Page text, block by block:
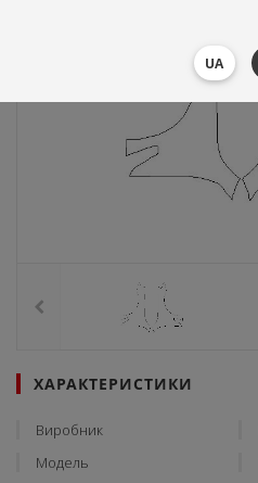
ХАРАКТЕРИСТИКИ
Виробник
Модель
UA